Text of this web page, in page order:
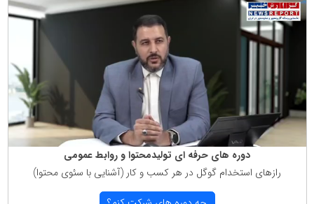
دوره های حرفه ای تولیدمحتوا و روابط عمومی
رازهای استخدام گوگل در هر كسب و كار (آشنایی با سئوی محتوا)